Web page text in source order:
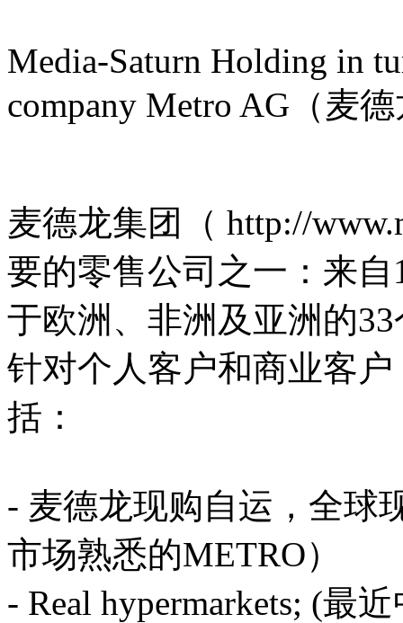
Media-Saturn Holding in
company Metro AG（麦
麦德龙集团（ http://
要的零售公司之一：来
于欧洲、非洲及亚洲的
针对个人客户和商业客
括：
- 麦德龙现购自运，全球
市场熟悉的METRO）
- Real hypermarkets; (最